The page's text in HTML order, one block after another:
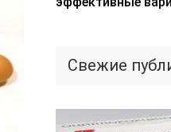
Свежие